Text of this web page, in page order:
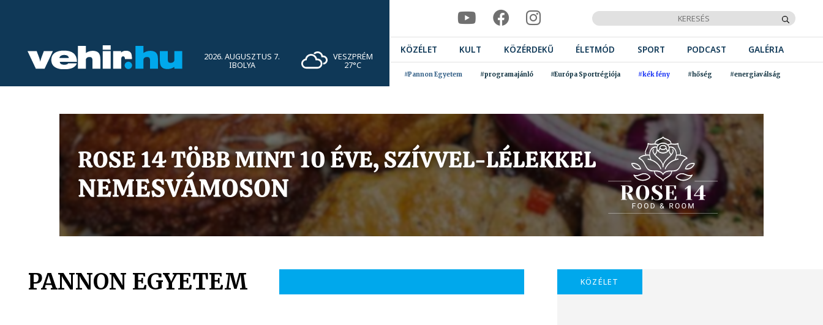
2026. AUGUSZTUS 7.
IBOLYA
VESZPRÉM
27°C
KÖZÉLET KULT KÖZÉRDEKŰ ÉLETMÓD SPORT PODCAST GALÉRIA
#Pannon Egyetem #programajánló #Európa Sportrégiója #kék fény #hőség #energiaválság
PANNON EGYETEM KÖZÉLET